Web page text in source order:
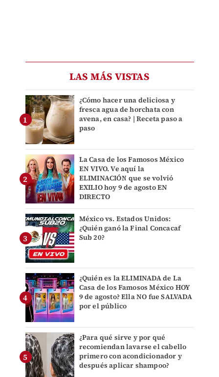
LAS MÁS VISTAS
¿Cómo hacer una deliciosa y
fresca agua de horchata con
avena, en casa? | Receta paso a
paso
La Casa de los Famosos México
EN VIVO. Ve aquí la
ELIMINACIÓN que se volvió
EXILIO hoy 9 de agosto EN
DIRECTO
México vs. Estados Unidos:
¿Quién ganó la Final Concacaf
Sub 20?
¿Quién es la ELIMINADA de La
Casa de los Famosos México HOY
9 de agosto? Ella NO fue SALVADA
por el público
¿Para qué sirve y por qué
recomiendan lavarse el cabello
primero con acondicionador y
después aplicar shampoo?